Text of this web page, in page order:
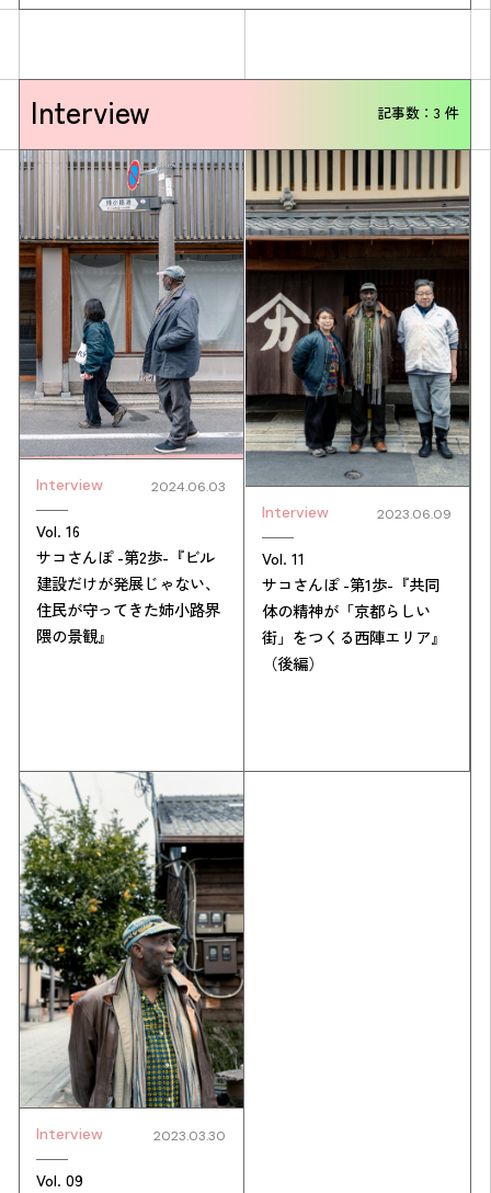
Interview 記事数：3 件
Interview 2024.06.03
Vol. 16
サコさんぽ -第2歩-『ビル
建設だけが発展じゃない、
住民が守ってきた姉小路界
隈の景観』
Interview 2023.06.09
Vol. 11
サコさんぽ -第1歩-『共同
体の精神が「京都らしい
街」をつくる西陣エリア』
（後編）
Interview 2023.03.30
Vol. 09